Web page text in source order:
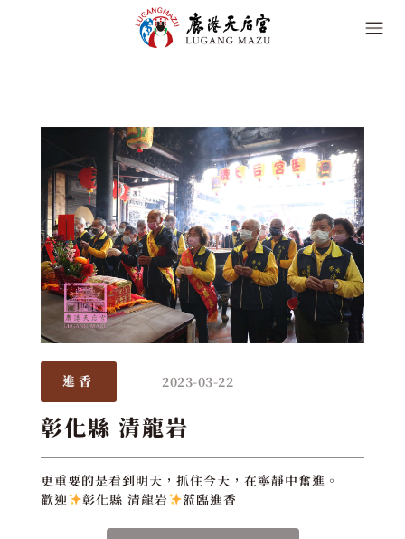
進香 2023-03-22
彰化縣 清龍岩
更重要的是看到明天，抓住今天，在寧靜中奮進。
歡迎
彰化縣 清龍岩 蒞臨進香